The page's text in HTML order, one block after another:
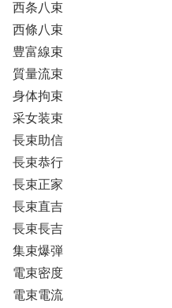
西条八束
西條八束
豊富線束
質量流束
身体拘束
采女装束
長束助信
長束恭行
長束正家
長束直吉
長束長吉
集束爆弾
電束密度
電束電流